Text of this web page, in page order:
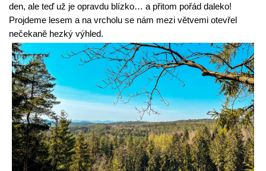
den, ale teď už je opravdu blízko… a přitom pořád daleko!
Projdeme lesem a na vrcholu se nám mezi větvemi otevřel
nečekaně hezký výhled.